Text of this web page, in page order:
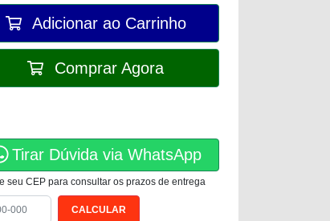
Adicionar ao Carrinho
Comprar Agora
Tirar Dúvida via WhatsApp
seu CEP para consultar os prazos de entrega